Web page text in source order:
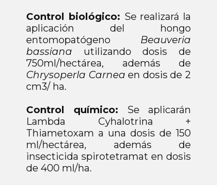
Control biológico: Se realizará la
aplicación del hongo
entomopatógeno Beauveria
bassiana utilizando dosis de
750ml/hectárea, además de
Chrysoperla Carnea en dosis de 2
cm3/ ha.
Control químico: Se aplicarán
Lambda Cyhalotrina +
Thiametoxam a una dosis de 150
ml/hectárea, además de
insecticida spirotetramat en dosis
de 400 ml/ha.